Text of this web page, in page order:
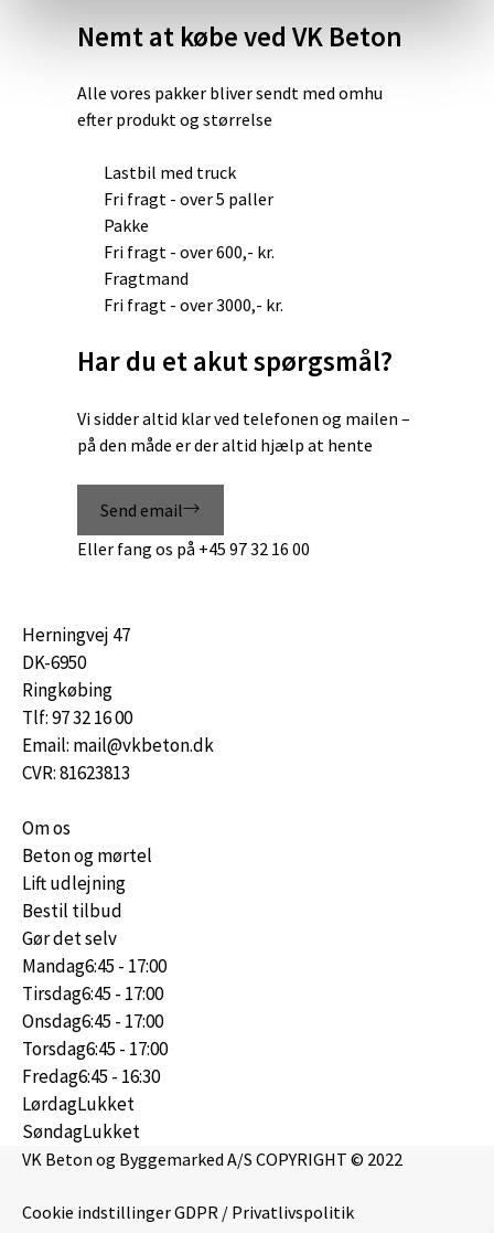
varesiden
har
varianter.
Mulighederne
vælges
Nemt at købe ved VK Beton
Alle vores pakker bliver sendt med omhu
efter produkt og størrelse
Lastbil med truck
Fri fragt - over 5 paller
Pakke
Fri fragt - over 600,- kr.
Fragtmand
Fri fragt - over 3000,- kr.
Har du et akut spørgsmål?
Vi sidder altid klar ved telefonen og mailen –
på den måde er der altid hjælp at hente
Send email
Eller fang os på +45 97 32 16 00
Herningvej 47
DK-6950
Ringkøbing
Tlf: 97 32 16 00
Email: mail@vkbeton.dk
CVR: 81623813
Om os
Beton og mørtel
Lift udlejning
Bestil tilbud
Gør det selv
Mandag6:45 - 17:00
Tirsdag6:45 - 17:00
Onsdag6:45 - 17:00
Torsdag6:45 - 17:00
Fredag6:45 - 16:30
LørdagLukket
SøndagLukket
VK Beton og Byggemarked A/S COPYRIGHT © 2022
Cookie indstillingerGDPR / Privatlivspolitik